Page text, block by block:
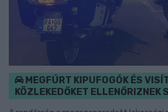
MEGFÚRT KIPUFOGÓK ÉS
KÖZLEKEDŐKET ELLENŐRIZNEK